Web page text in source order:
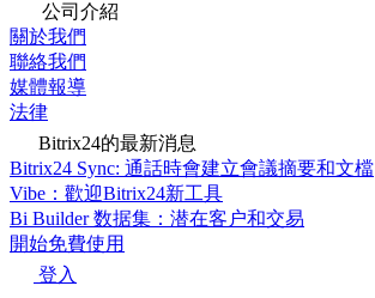
公司介紹
關於我們
聯絡我們
媒體報導
法律
Bitrix24的最新消息
Bitrix24 Sync: 通話時會建立會議摘要和文檔
Vibe：歡迎Bitrix24新工具
Bi Builder 数据集：潜在客户和交易
開始免費使用
登入